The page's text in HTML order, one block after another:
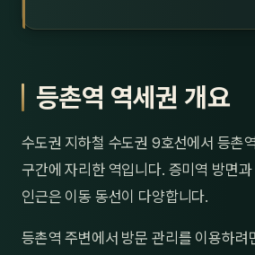
등촌역 역세권 개요
수도권 지하철 수도권 9호선에서 등촌
구간에 자리한 역입니다. 증미역 방면
인근은 이동 동선이 다양합니다.
등촌역 주변에서 방문 관리를 이용하려